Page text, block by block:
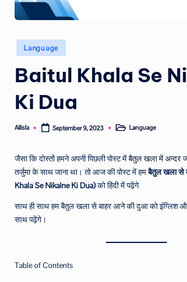
Posted
in
Language
Baitul Khala Se
Ki Dua
Posted
Allisla September 9, 2023
PostedLanguage
जैसा कि दोस्तों हमने अपनी पिछली पोस्ट मेंबैतुल खला मेंअन्दर
तर्जुमाके साथ जाना था। तो आज की पोस्ट में हमबैतुल खला से
Khala Se Nikalne Ki Dua)को हिंदी में पढ़ेंगे
साथ ही साथ हम बैतुल खला से बाहर आने की दुआ को इंग्लिश
साथ पढ़ेंगे।
Table of Contents